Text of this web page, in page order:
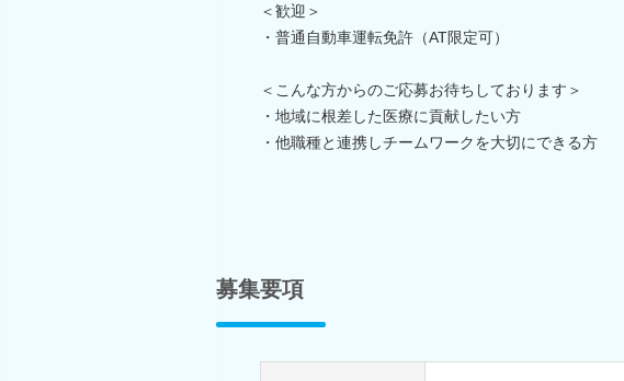
＜歓迎＞
・普通自動車運転免許（AT限定可）
＜こんな方からのご応募お待ちしております＞
・地域に根差した医療に貢献したい方
・他職種と連携しチームワークを大切にできる方
募集要項